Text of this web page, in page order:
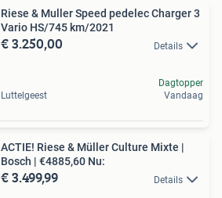
Riese & Muller Speed pedelec Charger 3
Vario HS/745 km/2021
€ 3.250,00 Details
Luttelgeest
Dagtopper
Vandaag
ACTIE! Riese & Müller Culture Mixte |
Bosch | €4885,60 Nu:
€ 3.499,99 Details